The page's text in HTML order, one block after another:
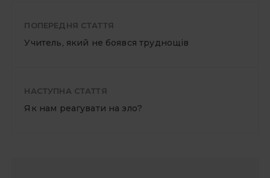
ПОПЕРЕДНЯ СТАТТЯ
Учитель, який не боявся труднощів
НАСТУПНА СТАТТЯ
Як нам реагувати на зло?